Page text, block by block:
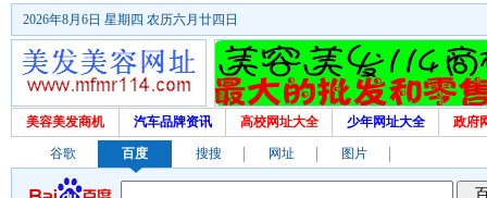
2026年8月6日 星期四 农历六月廿四日
美容美发商机 汽车品牌资讯 高校网址大全 少年网址大全 政府
谷歌 百度 搜搜 网址 图片